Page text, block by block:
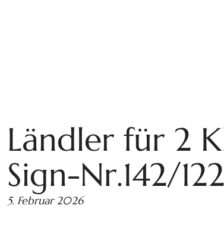
Ländler für 2
Sign-Nr.142/122
5. Februar 2026